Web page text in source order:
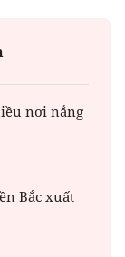
nơi nắng
Bắc xuất